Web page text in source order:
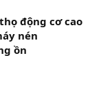
động cơ cao
nén
ồn